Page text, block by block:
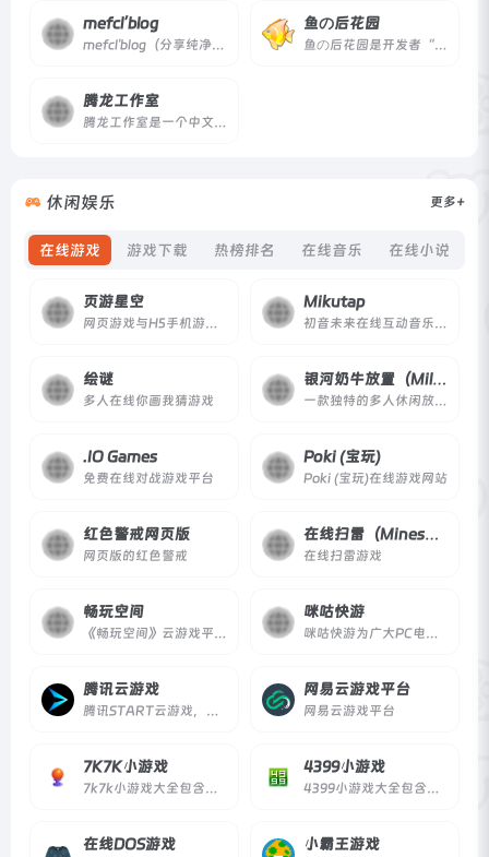
mefcl’blog
mefcl'blog（分享纯净好资源）是站长吕正伟运营的个人软件博客，自2015年起免费分享纯净无广告的精品软件资源，涵盖电脑、安卓、操作系统等多个分类，适合需要绿色版、去广告版软件的用户。
鱼の后花园
鱼の后花园是开发者“木鱼”维护的个人软件网站，汇集了数十款免费工具软件，涵盖网络工具、桌面美化、开发人员工具等，并提供汉化版与开发组件。
腾龙工作室
腾龙工作室是一个中文软件与技术教程网站，由站长个人独立运营，专注于分享干净、可持续的软件及配套的实操教程，适合创作者与技术爱好者。
休闲娱乐
在线游戏 游戏下载 热榜排名 在线音乐 在线小说
更多+
页游星空
网页游戏与H5手机游戏，以及游戏礼包、开服表、资讯、攻略、排行榜等相关讯息。
Mikutap
初音未来在线互动音乐生成器
绘谜
多人在线你画我猜游戏
银河奶牛放置（Milky Way Idle）
一款独特的多人休闲放置游戏。 探索资源采集、物品制作、与外星人战斗等等。
.IO Games
免费在线对战游戏平台
Poki (宝玩)
Poki (宝玩)在线游戏网站
红色警戒网页版
网页版的红色警戒
在线扫雷（Minesweeper Online）
在线扫雷游戏
畅玩空间
《畅玩空间》云游戏平台，搭载FC、GBA等海量怀旧游戏。配备顶级加密、在线无延迟技术，保证作者和玩家体验。零下载，随手通过网页或公众号，开始全平台畅玩！
咪咕快游
咪咕快游为广大PC电脑游戏发烧友提供游戏攻略，社区互动，模拟器，助手，下载，折扣游戏，免安装，云游戏免费体验服务。通过本地和云游戏两种模式，打造极致游戏体验。
腾讯云游戏
腾讯START云游戏，面向未来的跨终端游戏平台，无需下载游戏，主机大作一点就玩
网易云游戏平台
网易云游戏平台
7K7K小游戏
7k7k小游戏大全包含洛克王国,赛尔号,7k7k洛克王国,连连看 ,连连看小游戏大全,美女小游戏,双人小游戏大全,在线小游戏,7k7k赛尔号,7k7k奥拉星,斗破苍穹 2,7k7k奥比岛,7k7k弹弹堂,7k7k单人小游戏,奥比岛小游戏,7k7k功夫派,7k7k小花仙,功夫派等最新小游戏。
4399小游戏
4399小游戏大全包含连连看 ,连连看小游戏大全,双人小游戏大全,H5在线小游戏,4399洛克王国,4399赛尔号,4399奥拉星,4399奥比岛,4399弹弹堂,4399单人小游戏,奥比岛小游戏,造梦西游online,造梦无双等最新小游戏。
在线DOS游戏 小霸王游戏